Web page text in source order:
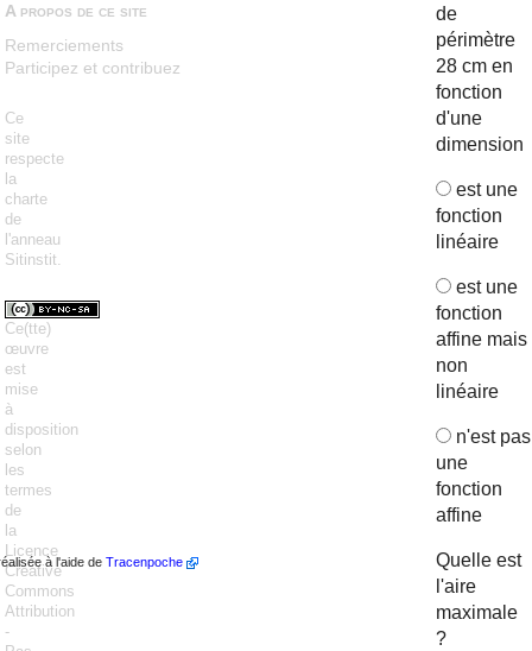
à l'aide de Tracenpoche
de
périmètre
28 cm en
fonction
d'une
dimension
est une
fonction
linéaire
est une
fonction
affine mais
non
linéaire
n'est pas
une
fonction
affine
Quelle est
l'aire
maximale
?
A propos de ce site
Remerciements
Participez et contribuez
Ce
site
respecte
la
charte
de
l'anneau
Sitinstit.
Ce(tte)
œuvre
est
mise
à
disposition
selon
les
termes
de
la
Licence
Creative
Commons
Attribution
-